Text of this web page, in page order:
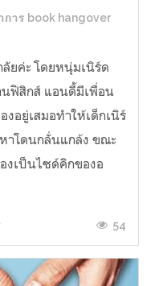
การ book hangover
ลัยค่ะ โดยหนุ่มเนิร์ด
นฟิสิกส์ แอนดี้มีเพื่อน
อยู่เสมอทำให้เด็กเนิร์
าโดนกลั่นแกล้ง ขณะ
งเป็นไซด์คิกของอ
54